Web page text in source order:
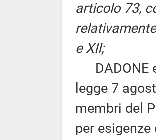
articolo 73,
e XII;
DADONE
legge 7
membri del
per